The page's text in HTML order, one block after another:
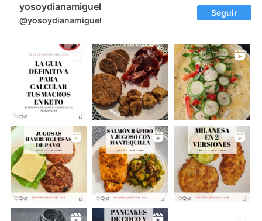
yosoydianamiguel
@yosoydianamiguel
Seguir